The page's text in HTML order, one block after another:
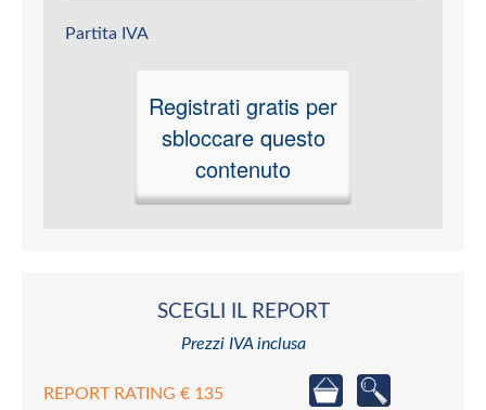
Partita IVA
Registrati gratis per
sbloccare questo
contenuto
SCEGLI IL REPORT
Prezzi IVA inclusa
REPORT RATING € 135